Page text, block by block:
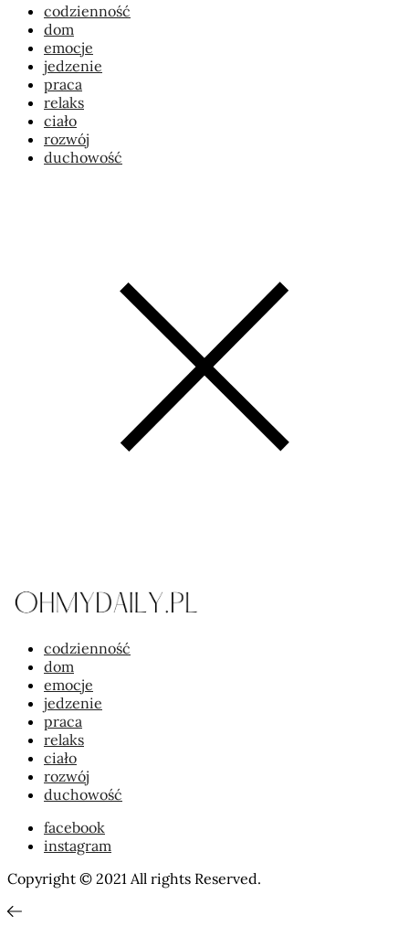
codzienność
dom
emocje
jedzenie
praca
relaks
ciało
rozwój
duchowość
codzienność
dom
emocje
jedzenie
praca
relaks
ciało
rozwój
duchowość
facebook
instagram
Copyright © 2021 All rights Reserved.